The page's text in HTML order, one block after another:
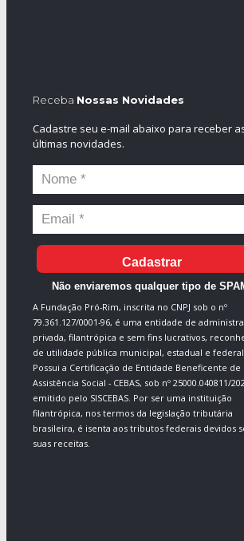
Receba Nossas Novidades
Cadastre seu e-mail abaixo para receber
últimas novidades.
Cadastrar
Não enviaremos qualquer tipo de
A Fundação Pró-Rim, inscrita no CNPJ sob o nº
79.361.127/0001-96, é uma entidade de
privada, filantrópica e sem fins lucrativos,
de utilidade pública municipal, estadual e
Possui a Certificação de Entidade Beneficente de
Assistência Social - CEBAS, sob nº 25000.040811/
emitido pelo SISCEBAS. Por ser uma instituição
filantrópica, nos termos da legislação tributária
brasileira, é isenta aos tributos federais devidos
suas receitas.